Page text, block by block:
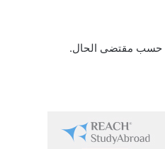
حسب مقتضى الحال.